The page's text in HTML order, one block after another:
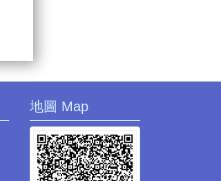
地圖 Map